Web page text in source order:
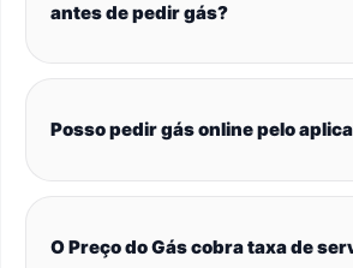
antes de pedir gás?
Posso pedir gás online pelo
O Preço do Gás cobra taxa de